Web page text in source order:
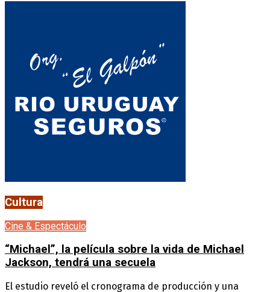
Cultura
Cine & Espectáculo
“Michael”, la película sobre la vida de Michael
Jackson, tendrá una secuela
El estudio reveló el cronograma de producción y una